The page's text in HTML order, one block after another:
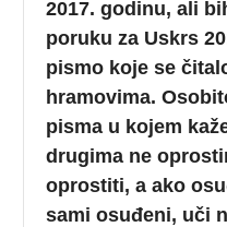
2017. godinu, ali
poruku za Uskrs
pismo koje se
hramovima.
pisma u kojem
drugima ne
oprostiti, a ako
sami osuđeni, uči